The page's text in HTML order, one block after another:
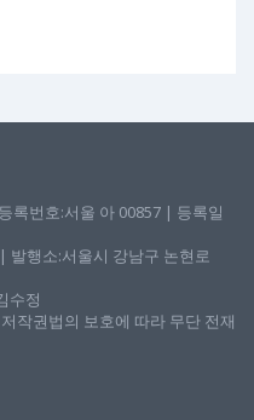
록번호:서울 아 00857 | 등록일
행소:서울시 강남구 논현로
수정
작권법의 보호에 따라 무단 전재